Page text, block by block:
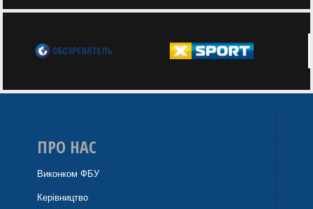
ПРО НАС
Виконком ФБУ
Керівництво